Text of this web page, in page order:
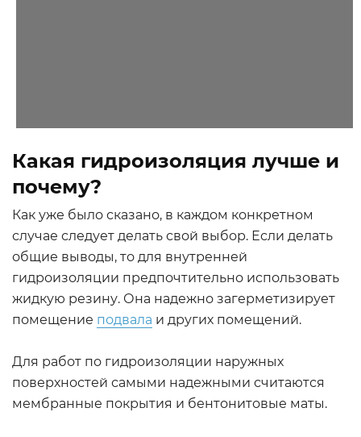
Какая гидроизоляция лучше и
почему?
Как уже было сказано, в каждом конкретном
случае следует делать свой выбор. Если делать
общие выводы, то для внутренней
гидроизоляции предпочтительно использовать
жидкую резину. Она надежно загерметизирует
помещение подвала и других помещений.
Для работ по гидроизоляции наружных
поверхностей самыми надежными считаются
мембранные покрытия и бентонитовые маты.